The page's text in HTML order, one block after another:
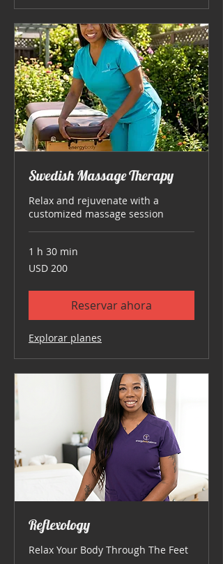
Swedish Massage Therapy
Relax and rejuvenate with a
customized massage session
1 h 30 min
200
dólares
USD 200
Reservar ahora
Explorar planes
Reflexology
Relax Your Body Through The Feet